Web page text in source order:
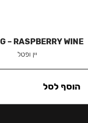
– RASPBERRY WINE
יין ופטל
הוסף לסל